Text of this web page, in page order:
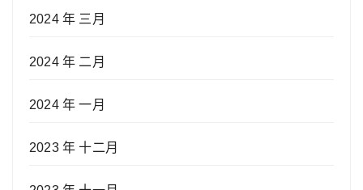
2024 年 三月
2024 年 二月
2024 年 一月
2023 年 十二月